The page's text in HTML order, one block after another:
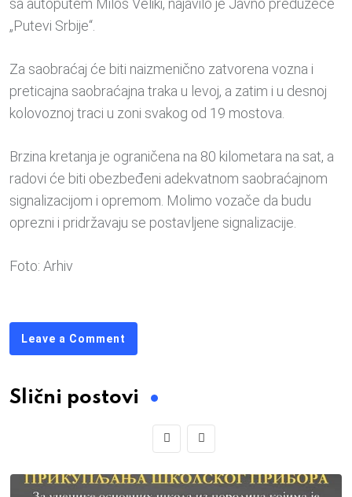
sa autoputem Miloš Veliki, najavilo je Javno preduzeće
„Putevi Srbije“.
Za saobraćaj će biti naizmenično zatvorena vozna i
preticajna saobraćajna traka u levoj, a zatim i u desnoj
kolovoznoj traci u zoni svakog od 19 mostova.
Brzina kretanja je ograničena na 80 kilometara na sat, a
radovi će biti obezbeđeni adekvatnom saobraćajnom
signalizacijom i opremom. Molimo vozače da budu
oprezni i pridržavaju se postavljene signalizacije
Foto: Arhiv
Leave a Comment
Slični postovi